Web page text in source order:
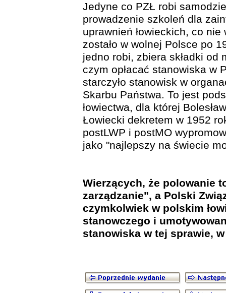
Jedyne co PZŁ robi
prowadzenie szkoleń dla
uprawnień łowieckich, co
zostało w wolnej Polsce po
jedno robi, zbiera składki
czym opłacać stanowiska w
starczyło stanowisk w
Skarbu Państwa. To jest
łowiectwa, dla której
Łowiecki dekretem w 1952
postLWP i postMO
jako "najlepszy na świecie
Wierzących, że polowanie
zarządzanie", a Polski
czymkolwiek w polskim
stanowczego i
stanowiska w tej sprawie,